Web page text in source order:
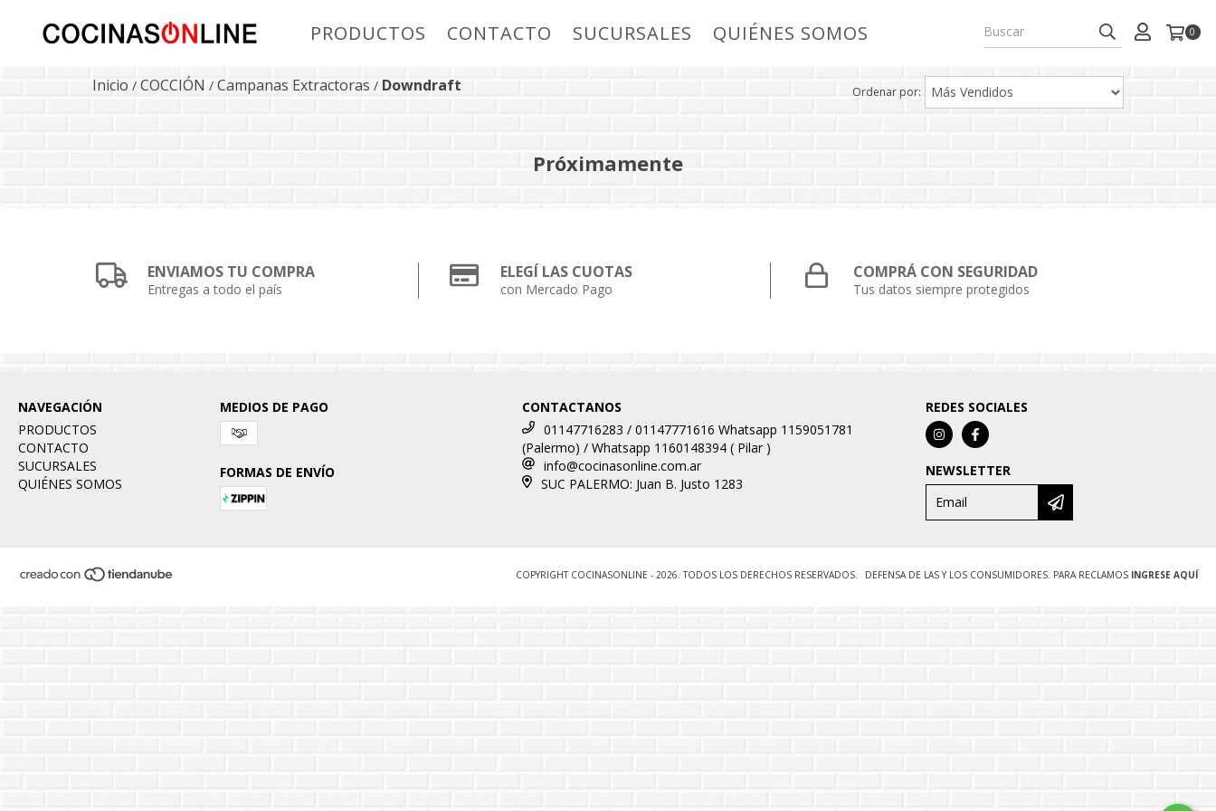
PRODUCTOS CONTACTO SUCURSALES QUIÉNES SOMOS 0
Inicio / COCCIÓN / Campanas Extractoras / Downdraft Ordenar por:
Próximamente
ENVIAMOS TU COMPRA
Entregas a todo el país
ELEGÍ LAS CUOTAS
con Mercado Pago
COMPRÁ CON SEGURIDAD
Tus datos siempre protegidos
NAVEGACIÓN
PRODUCTOS
CONTACTO
SUCURSALES
QUIÉNES SOMOS
MEDIOS DE PAGO
FORMAS DE ENVÍO
CONTACTANOS
01147716283 / 01147771616 Whatsapp 1159051781
(Palermo) / Whatsapp 1160148394 ( Pilar )
info@cocinasonline.com.ar
SUC PALERMO: Juan B. Justo 1283
REDES SOCIALES
NEWSLETTER
COPYRIGHT COCINASONLINE - 2026. TODOS LOS DERECHOS RESERVADOS. DEFENSA DE LAS Y LOS CONSUMIDORES. PARA RECLAMOS INGRESE AQUÍ